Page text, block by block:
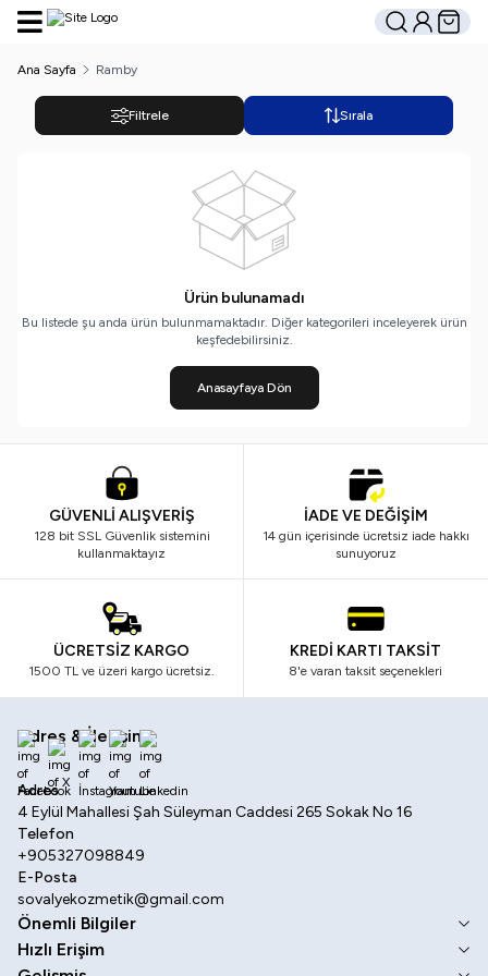
Hesabım
Sepetim
Ana Sayfa Ramby
Filtrele Sırala
Ürün bulunamadı
Bu listede şu anda ürün bulunmamaktadır. Diğer kategorileri inceleyerek ürün
keşfedebilirsiniz.
Anasayfaya Dön
GÜVENLİ ALIŞVERİŞ
128 bit SSL Güvenlik sistemini
kullanmaktayız
İADE VE DEĞİŞİM
14 gün içerisinde ücretsiz iade hakkı
sunuyoruz
ÜCRETSİZ KARGO
1500 TL ve üzeri kargo ücretsiz.
KREDİ KARTI TAKSİT
8'e varan taksit seçenekleri
Adres & İletişim
Adres
4 Eylül Mahallesi Şah Süleyman Caddesi 265 Sokak No 16
Telefon
+905327098849
E-Posta
sovalyekozmetik@gmail.com
Facebook
X İnstagram
Youtube
Önemli Bilgiler
Hızlı Erişim